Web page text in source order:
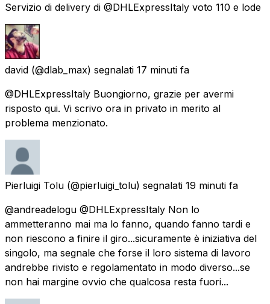
Servizio di delivery di @DHLExpressItaly voto 110 e lode
david (@dlab_max) segnalati 17 minuti fa
@DHLExpressItaly Buongiorno, grazie per avermi
risposto qui. Vi scrivo ora in privato in merito al
problema menzionato.
Pierluigi Tolu (@pierluigi_tolu) segnalati 19 minuti fa
@andreadelogu @DHLExpressItaly Non lo
ammetteranno mai ma lo fanno, quando fanno tardi e
non riescono a finire il giro...sicuramente è iniziativa del
singolo, ma segnale che forse il loro sistema di lavoro
andrebbe rivisto e regolamentato in modo diverso...se
non hai margine ovvio che qualcosa resta fuori...